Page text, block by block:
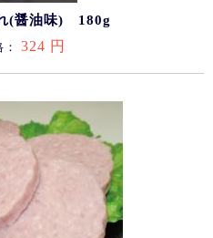
(醤油味) 180g
324 円